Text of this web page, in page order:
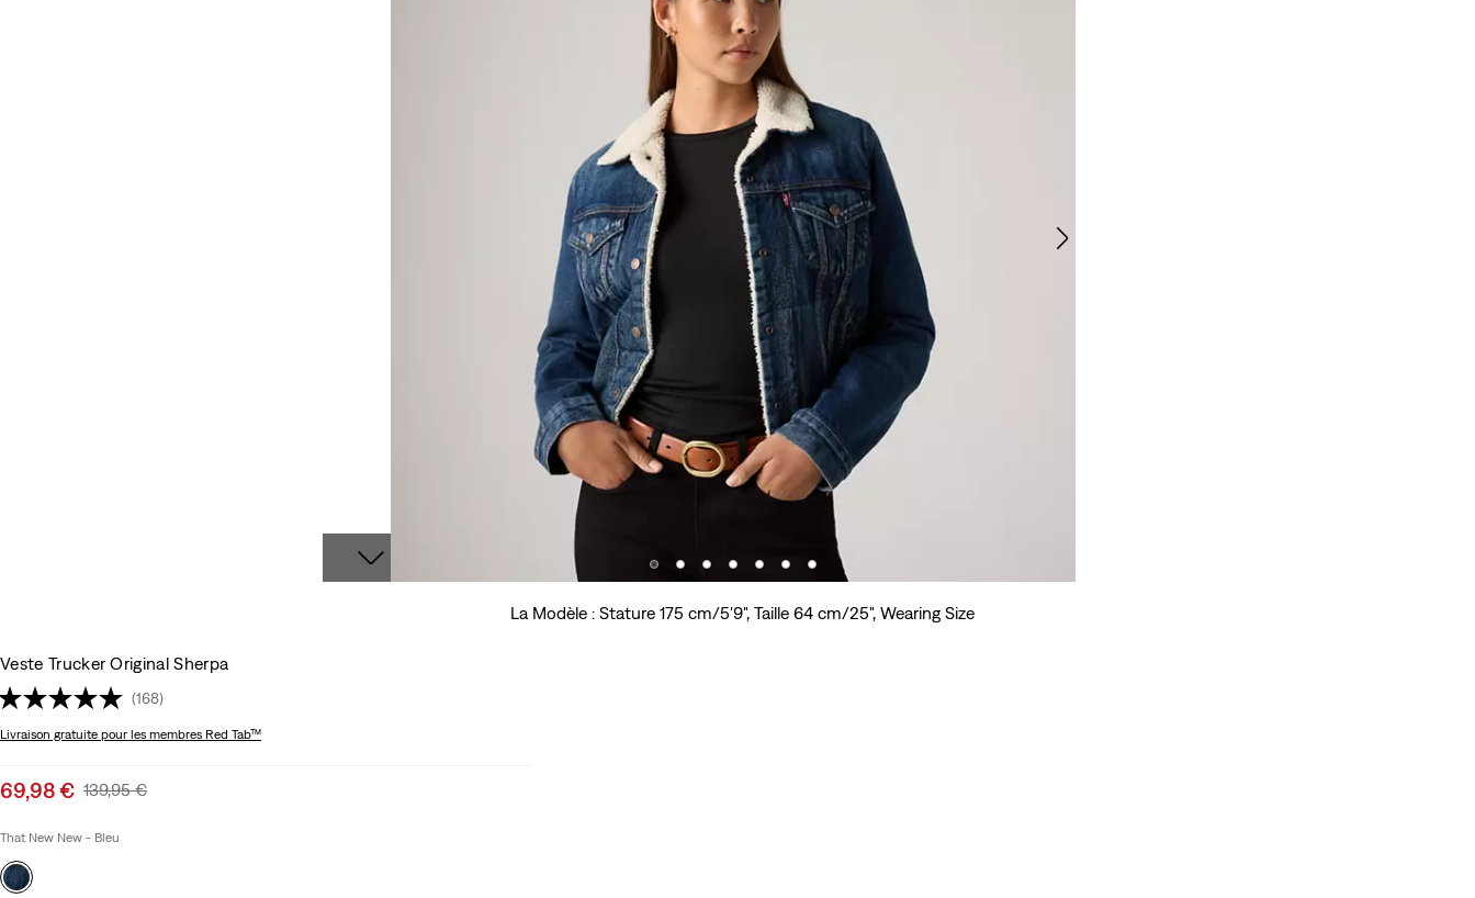
La Modèle : Stature 175 cm/5'9", Taille 64 cm/25", Wearing Size
Veste Trucker Original Sherpa
(168)
Livraison gratuite pour les membres Red Tab™
Sale
is
69,98 € Original
Was
139,95 €
That New New - Bleu